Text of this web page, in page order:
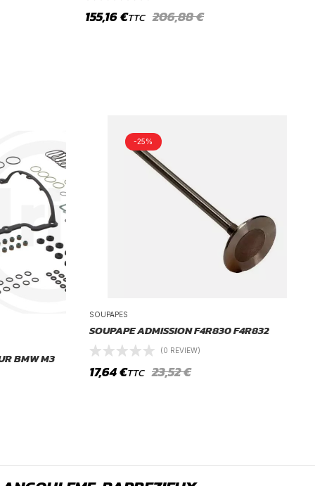
206,88€
155,16€TTC
BMW M3
-25%
SOUPAPES
SOUPAPE ADMISSION F4R830 F4R832
(0 REVIEW)
23,52€
17,64€TTC